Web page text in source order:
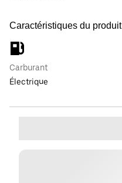
Caractéristiques du produit
Carburant
Électrique